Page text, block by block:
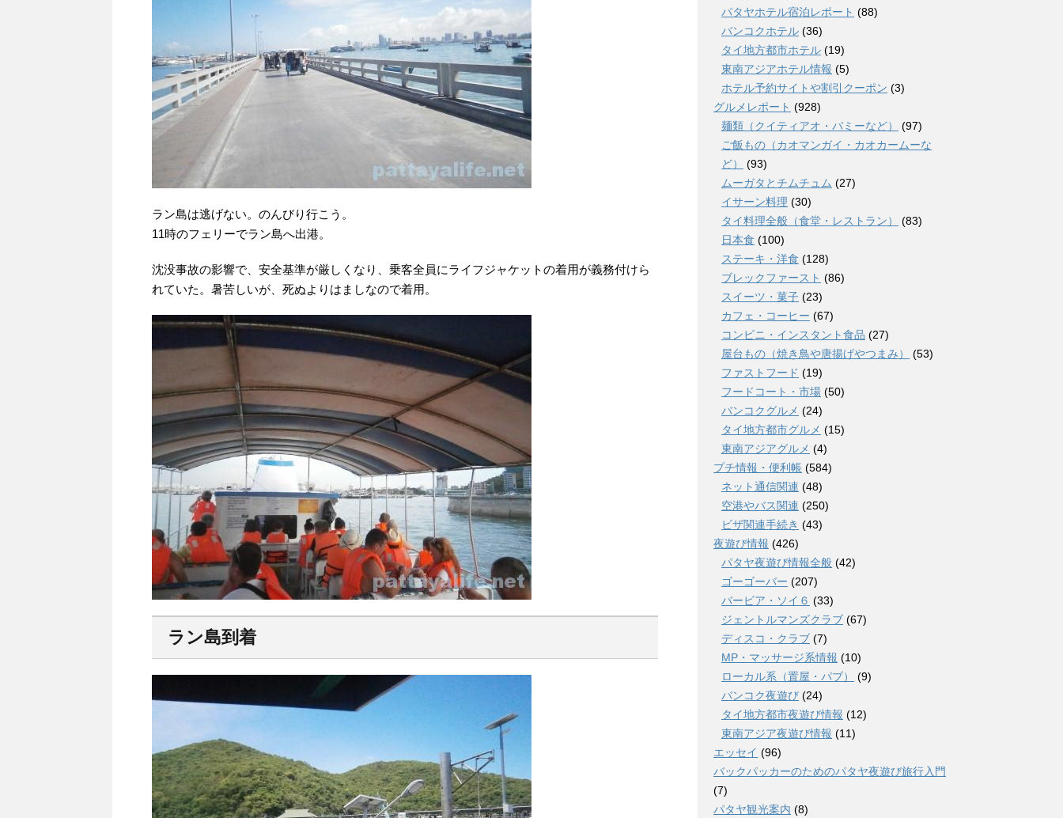
ラン島は逃げない。のんびり行こう。
11時のフェリーでラン島へ出港。
沈没事故の影響で、安全基準が厳しくなり、乗客全員にライフジャケットの着用が義務付けら
れていた。暑苦しいが、死ぬよりはましなので着用。
ラン島到着
パタヤホテル宿泊レポート (88)
バンコクホテル (36)
タイ地方都市ホテル (19)
東南アジアホテル情報 (5)
ホテル予約サイトや割引クーポン (3)
グルメレポート (928)
麺類（クイティアオ・バミーなど）
(97)
ご飯もの（カオマンガイ・カオカームーな
ど）
(93)
ムーガタとチムチュム (27)
イサーン料理 (30)
タイ料理全般（食堂・レストラン）
(83)
日本食 (100)
ステーキ・洋食 (128)
ブレックファースト (86)
スイーツ・菓子 (23)
カフェ・コーヒー (67)
コンビニ・インスタント食品 (27)
屋台もの（焼き鳥や唐揚げやつまみ）
(53)
ファストフード (19)
フードコート・市場 (50)
バンコクグルメ (24)
タイ地方都市グルメ (15)
東南アジアグルメ (4)
プチ情報・便利帳 (584)
ネット通信関連 (48)
空港やバス関連 (250)
ビザ関連手続き (43)
夜遊び情報 (426)
パタヤ夜遊び情報全般 (42)
ゴーゴーバー (207)
バービア・ソイ６ (33)
ジェントルマンズクラブ (67)
ディスコ・クラブ (7)
MP・マッサージ系情報 (10)
ローカル系（置屋・パブ）
(9)
バンコク夜遊び (24)
タイ地方都市夜遊び情報 (12)
東南アジア夜遊び情報 (11)
エッセイ (96)
バックパッカーのためのパタヤ夜遊び旅行入門
(7)
パタヤ観光案内 (8)